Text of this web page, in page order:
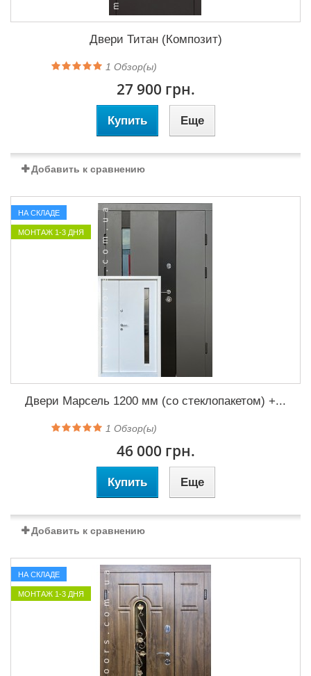
Двери Титан (Композит)
1 Обзор(ы)
27 900 грн.
Купить Еще
Добавить к сравнению
НА СКЛАДЕ
МОНТАЖ 1-3 ДНЯ
Двери Марсель 1200 мм (со стеклопакетом) +...
1 Обзор(ы)
46 000 грн.
Купить Еще
Добавить к сравнению
НА СКЛАДЕ
МОНТАЖ 1-3 ДНЯ